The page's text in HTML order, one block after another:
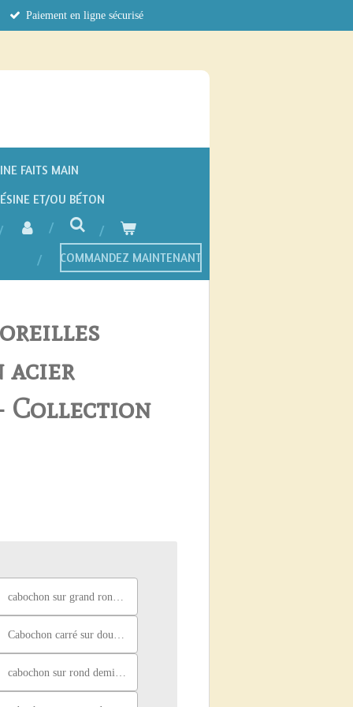
Paiement en ligne sécurisé
FAITS MAIN
ET/OU BÉTON
COMMANDEZ MAINTENANT
acier
Collection
cabochon sur grand rond ciselé, paillettes bleues
Cabochon carré sur double carré, violet
cabochon sur rond demi ciselé, violet et paillettes